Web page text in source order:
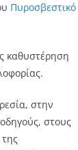
Πυροσβεστικό
καθυστέρηση
στην
στους